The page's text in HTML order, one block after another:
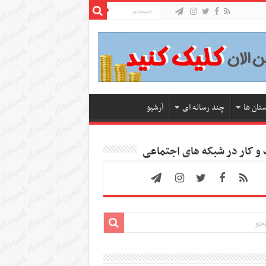
ها چند رسانه ای آرشیو
کار در شبکه های اجتماعی